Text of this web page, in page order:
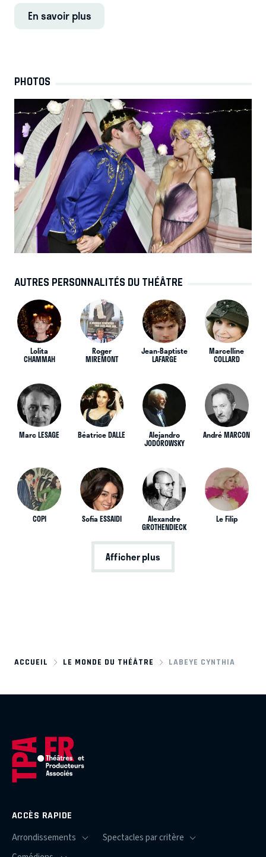
En savoir plus
PHOTOS
AUTRES PERSONNALITÉS DU THÉÂTRE
Lolita
CHAMMAH
Roger
MIREMONT
Jean-Baptiste
LAFARGE
Marcelline
COLLARD
Marc LESAGE Béatrice DALLE Alejandro
JODOROWSKY
André MARCON
COPI Sofia ESSAIDI Alexandre
GROTHENDIECK
Le Filip
Afficher plus
ACCUEIL LE MONDE DU THÉÂTRE LABEYE CYNTHIA
ACCÈS RAPIDE